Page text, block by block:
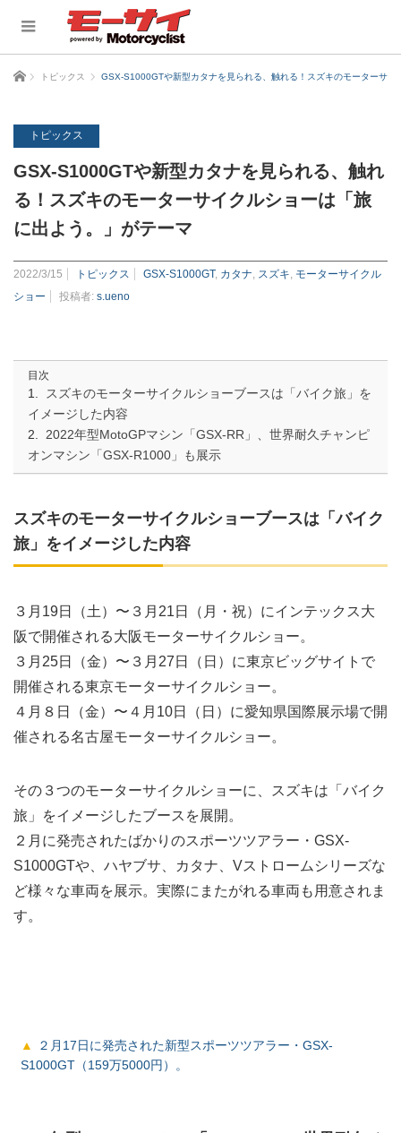
ホーム トピックス GSX-S1000GTや新型カタナを見られる、触れる！スズキのモーターサイ
トピックス
GSX-S1000GTや新型カタナを見られる、触れ
る！スズキのモーターサイクルショーは「旅
に出よう。」がテーマ
2022/3/15 トピックス GSX-S1000GT, カタナ スズキ モーターサイクル
ショー
投稿者: s.ueno
目次
スズキのモーターサイクルショーブースは「バイク旅」を
イメージした内容
2022年型MotoGPマシン「GSX-RR」、世界耐久チャンピ
オンマシン「GSX-R1000」も展示
スズキのモーターサイクルショーブースは「バイク
旅」をイメージした内容
３月19日（土）〜３月21日（月・祝）にインテックス大
阪で開催される大阪モーターサイクルショー。
３月25日（金）〜３月27日（日）に東京ビッグサイトで
開催される東京モーターサイクルショー。
４月８日（金）〜４月10日（日）に愛知県国際展示場で開
催される名古屋モーターサイクルショー。
その３つのモーターサイクルショーに、スズキは「バイク
旅」をイメージしたブースを展開。
２月に発売されたばかりのスポーツツアラー・GSX-
S1000GTや、ハヤブサ、カタナ、Vストロームシリーズな
ど様々な車両を展示。実際にまたがれる車両も用意されま
す。
２月17日に発売された新型スポーツツアラー・GSX-
S1000GT（159万5000円）。